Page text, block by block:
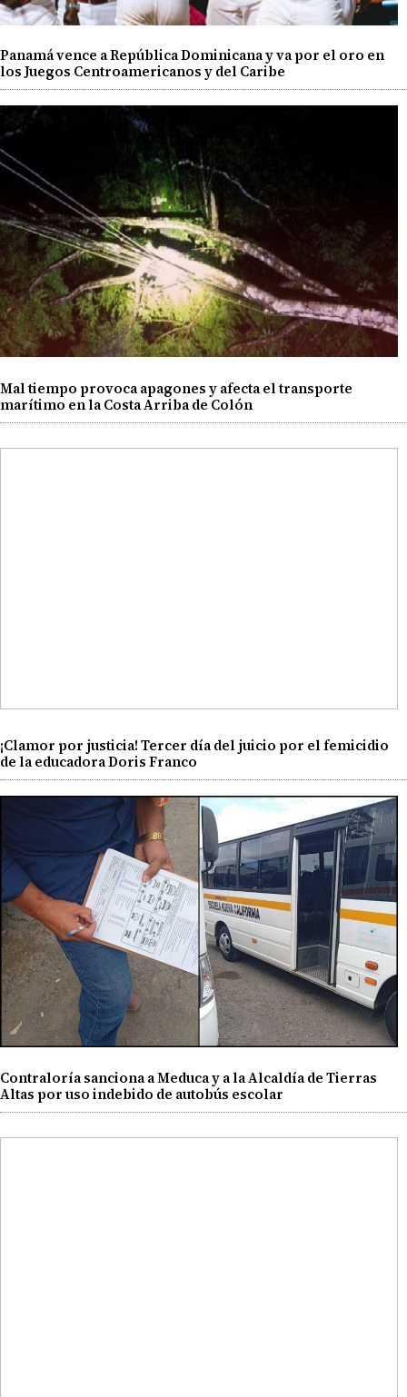
Panamá vence a República Dominicana y va por el oro en
los Juegos Centroamericanos y del Caribe
Mal tiempo provoca apagones y afecta el transporte
marítimo en la Costa Arriba de Colón
¡Clamor por justicia! Tercer día del juicio por el femicidio
de la educadora Doris Franco
Contraloría sanciona a Meduca y a la Alcaldía de Tierras
Altas por uso indebido de autobús escolar